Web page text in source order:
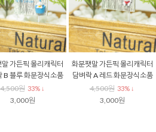
가든픽 몰리캐릭터
B 블루 화분장식소품
4,500원 33% ↓
3,000원
화분팻말 가든픽 몰리캐릭터
담벼락 A 레드 화분장식소품
4,500원 33% ↓
3,000원